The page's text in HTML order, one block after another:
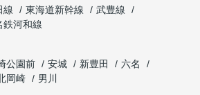
線 東海道新幹線
武豊線
鉄河和線
公園前 安城 新豊田
六名
岡崎 男川